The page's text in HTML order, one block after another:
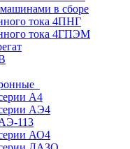
в сборе
тока 4ПНГ
тока 4ГПЭМ
А4
АЭ4
113
АО4